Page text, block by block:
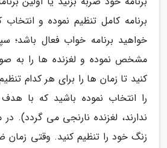
برنامه کامل تنظیم نموده و
خواهید برنامه خواب فعال
مشخص نموده و لغزنده ها را به
کنید تا زمان ها را برای هر کدام
را انتخاب نموده باشید که با
ندارند، لغزنده نارنجی می گردد).
زنگ خود را تنظیم کنید. وقتی زمان